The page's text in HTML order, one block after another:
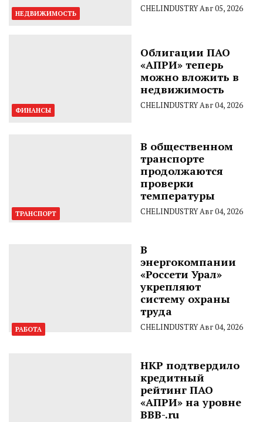
НЕДВИЖИМОСТЬ CHELINDUSTRYАвг 05, 2026
ФИНАНСЫ
Облигации ПАО
«АПРИ» теперь
можно вложить в
недвижимость
CHELINDUSTRYАвг 04, 2026
ТРАНСПОРТ
В общественном
транспорте
продолжаются
проверки
температуры
CHELINDUSTRYАвг 04, 2026
РАБОТА
В
энергокомпании
«Россети Урал»
укрепляют
систему охраны
труда
CHELINDUSTRYАвг 04, 2026
НКР подтвердило
кредитный
рейтинг ПАО
«АПРИ» на уровне
BBB-.ru